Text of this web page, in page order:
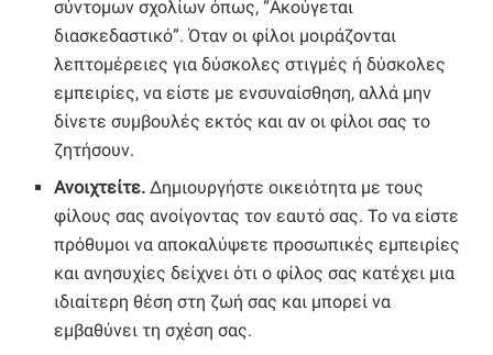
σύντομων σχολίων όπως, “Ακούγεται
διασκεδαστικό”. Όταν οι φίλοι μοιράζονται
λεπτομέρειες για δύσκολες στιγμές ή δύσκολες
εμπειρίες, να είστε με ενσυναίσθηση, αλλά μην
δίνετε συμβουλές εκτός και αν οι φίλοι σας το
ζητήσουν.
Ανοιχτείτε. Δημιουργήστε οικειότητα με τους
φίλους σας ανοίγοντας τον εαυτό σας. Το να είστε
πρόθυμοι να αποκαλύψετε προσωπικές εμπειρίες
και ανησυχίες δείχνει ότι ο φίλος σας κατέχει μια
ιδιαίτερη θέση στη ζωή σας και μπορεί να
εμβαθύνει τη σχέση σας.